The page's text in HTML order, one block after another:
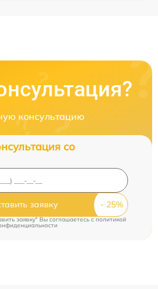
консультацию
со
заявку
заявку" Вы соглашаетесь cполитикой